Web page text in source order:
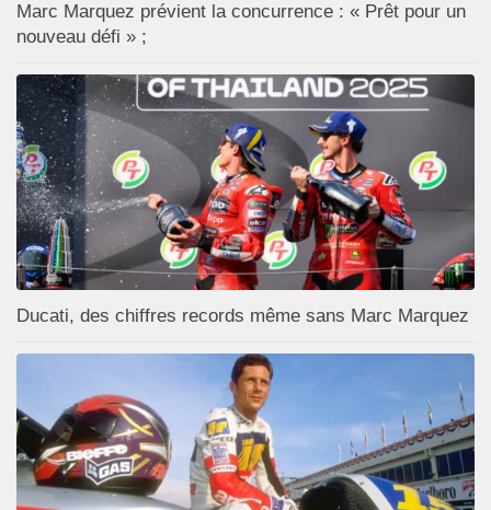
Marc Marquez prévient la concurrence : « Prêt pour un
nouveau défi » ;
Ducati, des chiffres records même sans Marc Marquez